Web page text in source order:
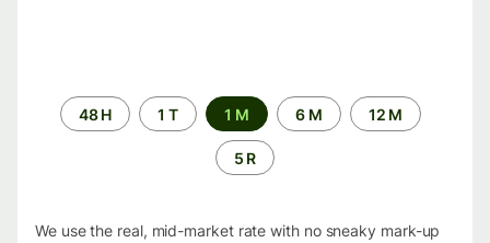
Time
period
48 H 1 T 1 M 6 M 12 M
5 R
We use the real, mid-market rate with no sneaky mark-up